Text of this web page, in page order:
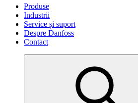
Produse
Industrii
Service și suport
Despre Danfoss
Contact